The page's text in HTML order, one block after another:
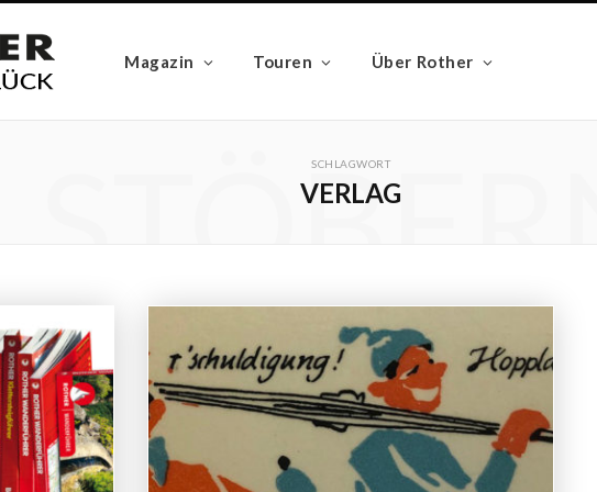
Magazin Touren Über Rother
SCHLAGWORT
VERLAG
STÖBERN